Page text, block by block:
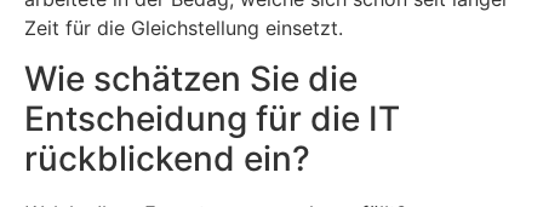
Zeit für die Gleichstellung einsetzt.
Wie schätzen Sie die
Entscheidung für die IT
rückblickend ein?